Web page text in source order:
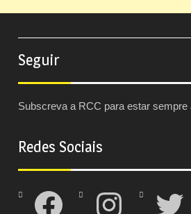
Seguir
Subscreva a RCC para estar sempre
Redes Sociais
Facebook Instagram Twitter